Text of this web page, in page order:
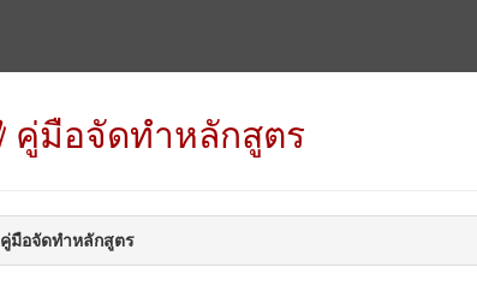
คู่มือจัดทำหลักสูตร
คู่มือจัดทำหลักสูตร